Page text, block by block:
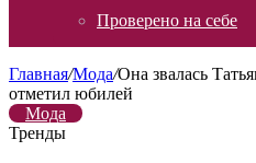
Проверено на себе
Главная/Мода/Она звалась
отметил юбилей
Мода
Тренды